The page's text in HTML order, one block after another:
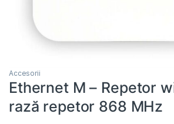
Accesorii
Ethernet M – Repetor
rază repetor 868 MHz